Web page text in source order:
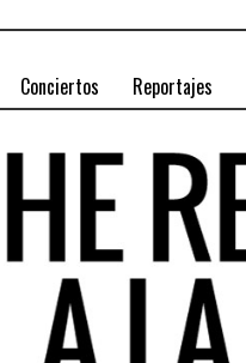
Conciertos Reportajes